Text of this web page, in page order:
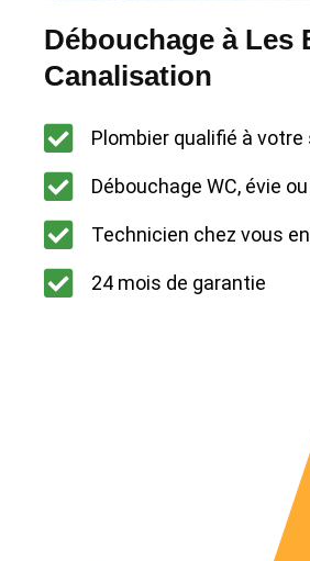
Débouchage à Les
Canalisation
Plombier qualifié à
Débouchage WC, évie
Technicien chez vous
24 mois de garantie